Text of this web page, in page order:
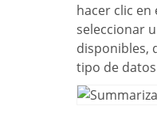
hacer clic
seleccionar
disponibles,
tipo de